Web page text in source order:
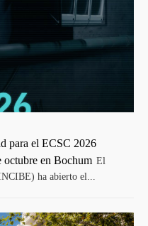
para el ECSC 2026
octubre en Bochum El
ha abierto el...